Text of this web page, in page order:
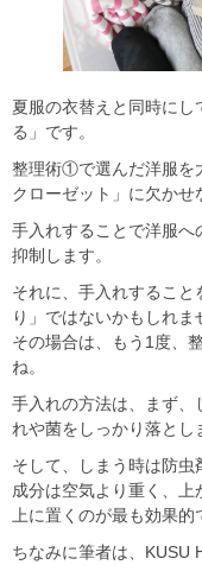
夏服の衣替えと同時に
る」です。
整理術①で選んだ洋服を
クローゼット」に欠かせ
手入れすることで洋服へ
抑制します。
それに、手入れすること
り」ではないかもしれま
その場合は、もう1度、
ね。
手入れの方法は、まず、
れや菌をしっかり落とし
そして、しまう時は防虫
成分は空気より重く、
上に置くのが最も効果的
ちなみに筆者は、KUSU